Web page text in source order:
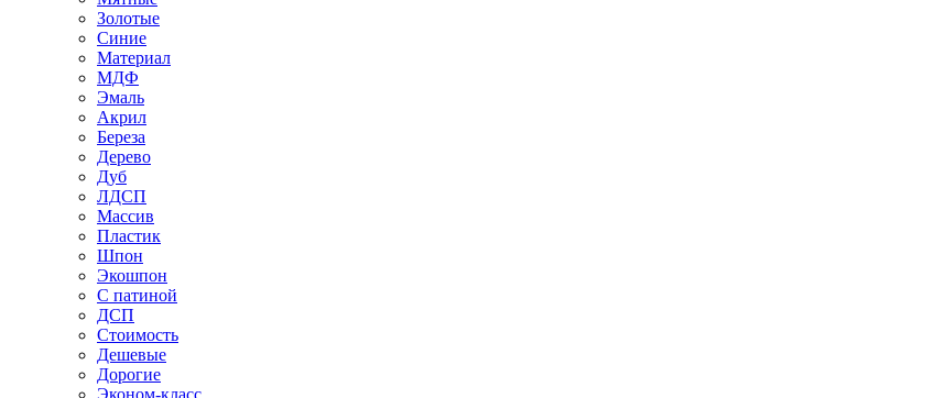
Золотые
Синие
Материал
МДФ
Эмаль
Акрил
Береза
Дерево
Дуб
ЛДСП
Массив
Пластик
Шпон
Экошпон
С патиной
ДСП
Стоимость
Дешевые
Дорогие
Эконом-класс